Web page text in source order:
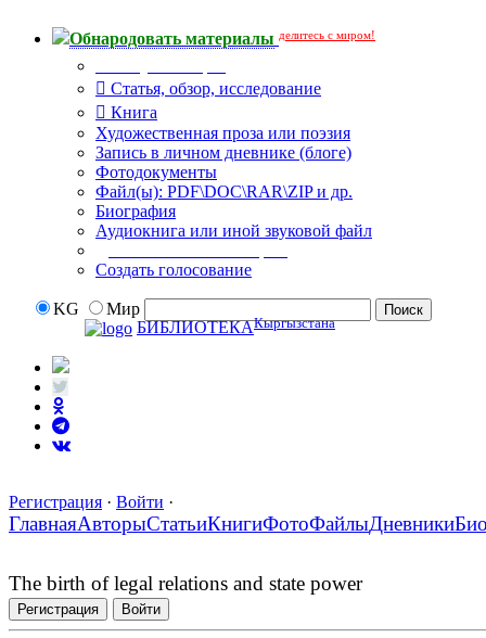
Обнародовать материалы делитесь с миром!
Статья, обзор, исследование
Книга
Художественная проза или поэзия
Запись в личном дневнике (блоге)
Фотодокументы
Файл(ы): PDF\DOC\RAR\ZIP и др.
Биография
Аудиокнига или иной звуковой файл
Создать голосование
KG
Мир
БИБЛИОТЕКАКыргызстана
Регистрация · Войти ·
ГлавнаяАвторыСтатьиКнигиФотоФайлыДневники
The birth of legal relations and state power
Регистрация Войти